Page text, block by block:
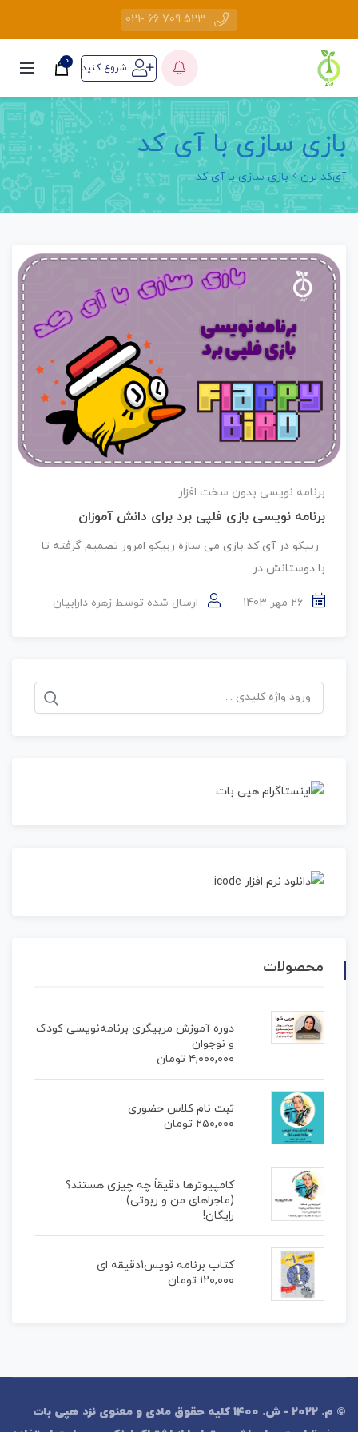
523 709 66 -021
شروع کنید 0
بازی سازی با آی کد
آی‌کد لرن بازی سازی با آی کد
برنامه نویسی بدون سخت افزار
برنامه نویسی بازی فلپی برد برای دانش آموزان
ربیکو در آی کد بازی می سازه ربیکو امروز تصمیم گرفته تا
با دوستانش در…
26 مهر 1403 ارسال شده توسط زهره دارابیان
جستجو
برای:
محصولات
دوره آموزش مربیگری برنامه‌نویسی کودک
و نوجوان
۴,۰۰۰,۰۰۰ تومان
ثبت نام کلاس حضوری
۲۵۰,۰۰۰ تومان
کامپیوترها دقیقاً چه چیزی هستند؟
(ماجراهای من و ربوتی)
رایگان!
کتاب برنامه نویس1دقیقه ای
۱۲۰,۰۰۰ تومان
© م. 2022 - ش. 1400 کلیه حقوق مادی و معنوی نزد هپی بات